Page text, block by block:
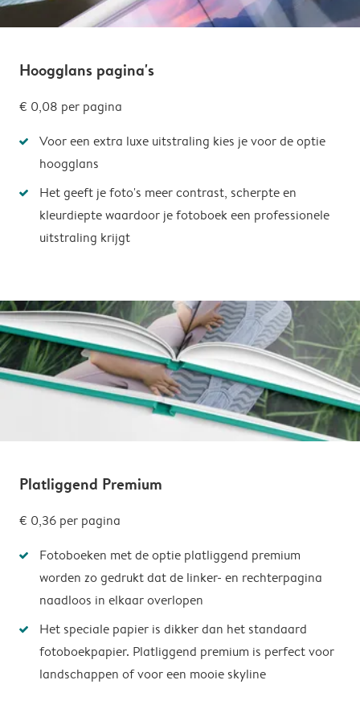
Hoogglans pagina's
€ 0,08 per pagina
Voor een extra luxe uitstraling kies je voor de optie
hoogglans
Het geeft je foto's meer contrast, scherpte en
kleurdiepte waardoor je fotoboek een professionele
uitstraling krijgt
Platliggend Premium
€ 0,36 per pagina
Fotoboeken met de optie platliggend premium
worden zo gedrukt dat de linker- en rechterpagina
naadloos in elkaar overlopen
Het speciale papier is dikker dan het standaard
fotoboekpapier. Platliggend premium is perfect voor
landschappen of voor een mooie skyline